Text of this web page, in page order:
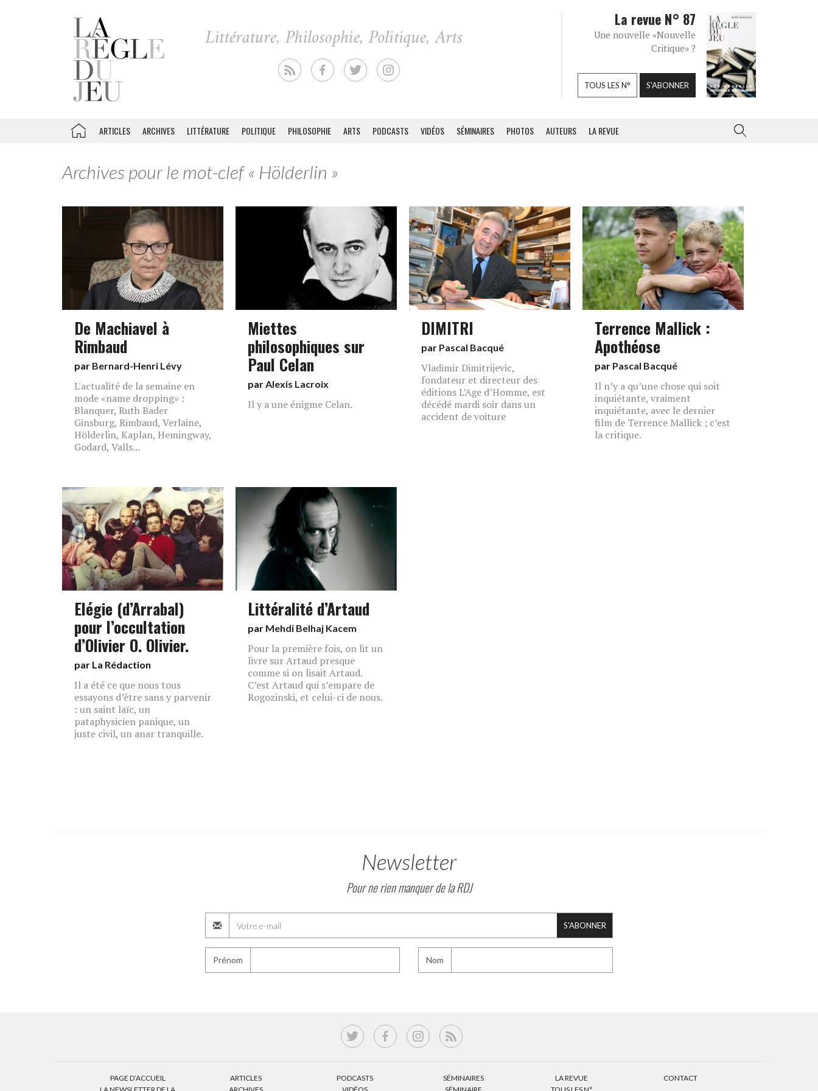
La revue N° 87
Une nouvelle «Nouvelle
Critique» ?
TOUS LES N° S'ABONNER
ARTICLES ARCHIVES LITTÉRATURE POLITIQUE PHILOSOPHIE ARTS PODCASTS VIDÉOS SÉMINAIRES PHOTOS AUTEURS LA REVUE
Archives pour le mot-clef « Hölderlin »
De Machiavel à
Rimbaud
par Bernard-Henri Lévy
L'actualité de la semaine en
mode «name dropping» :
Blanquer, Ruth Bader
Ginsburg, Rimbaud, Verlaine,
Hölderlin, Kaplan, Hemingway,
Godard, Valls...
Miettes
philosophiques sur
Paul Celan
parAlexis Lacroix
Il y a une énigme Celan.
DIMITRI
par Pascal Bacqué
Vladimir Dimitrijevic,
fondateur et directeur des
éditions L’Age d’Homme, est
décédé mardi soir dans un
accident de voiture
Terrence Mallick :
Apothéose
par Pascal Bacqué
Il n’y a qu’une chose qui soit
inquiétante, vraiment
inquiétante, avec le dernier
film de Terrence Mallick ; c’est
la critique.
Elégie (d’Arrabal)
pour l’occultation
d’Olivier O. Olivier.
par La Rédaction
Il a été ce que nous tous
essayons d’être sans y parvenir
: un saint laïc, un
pataphysicien panique, un
juste civil, un anar tranquille.
Littéralité d’Artaud
par Mehdi Belhaj Kacem
Pour la première fois, on lit un
livre sur Artaud presque
comme si on lisait Artaud.
C’est Artaud qui s’empare de
Rogozinski, et celui-ci de nous.
Newsletter
Pour ne rien manquer de la RDJ
S'ABONNER
Prénom Nom
PAGE D’ACCUEIL
ARTICLES
PODCASTS
SÉMINAIRES
LA REVUE
CONTACT